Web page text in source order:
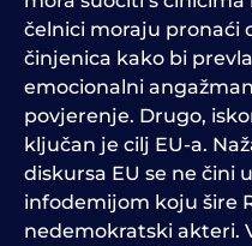
čelnici moraju pronaći
činjenica kako bi
emocionalni
povjerenje. Drugo,
ključan je cilj EU-a.
diskursa EU se ne čini
infodemijom koju šire
nedemokratski akteri.